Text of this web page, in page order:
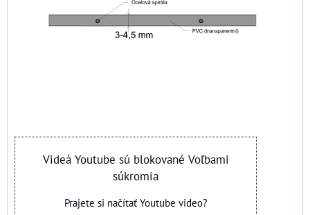
Videá Youtube sú blokované Voľbami
súkromia
Prajete si načítať Youtube video?